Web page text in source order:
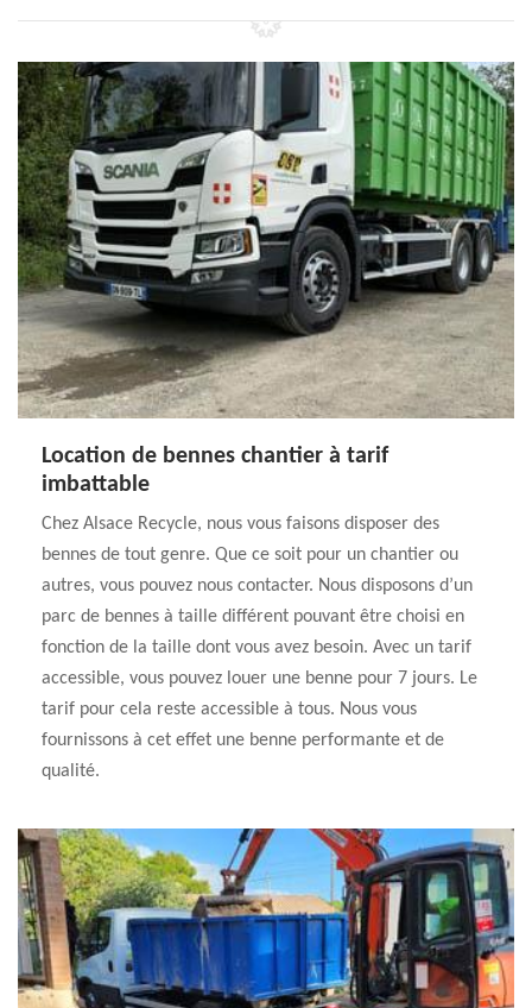
Location de bennes chantier à tarif
imbattable
Chez Alsace Recycle, nous vous faisons disposer des
bennes de tout genre. Que ce soit pour un chantier ou
autres, vous pouvez nous contacter. Nous disposons d’un
parc de bennes à taille différent pouvant être choisi en
fonction de la taille dont vous avez besoin. Avec un tarif
accessible, vous pouvez louer une benne pour 7 jours. Le
tarif pour cela reste accessible à tous. Nous vous
fournissons à cet effet une benne performante et de
qualité.